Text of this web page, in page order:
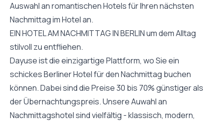
Auswahl an romantischen Hotels für Ihren nächsten
Nachmittag im Hotel an.
EIN HOTEL AM NACHMITTAG IN BERLIN um dem Alltag
stilvoll zu entfliehen.
Dayuse ist die einzigartige Plattform, wo Sie ein
schickes Berliner Hotel für den Nachmittag buchen
können. Dabei sind die Preise 30 bis 70% günstiger als
der Übernachtungspreis. Unsere Auwahl an
Nachmittagshotel sind vielfältig - klassisch, modern,